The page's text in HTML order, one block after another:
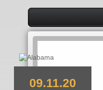
09.11.20